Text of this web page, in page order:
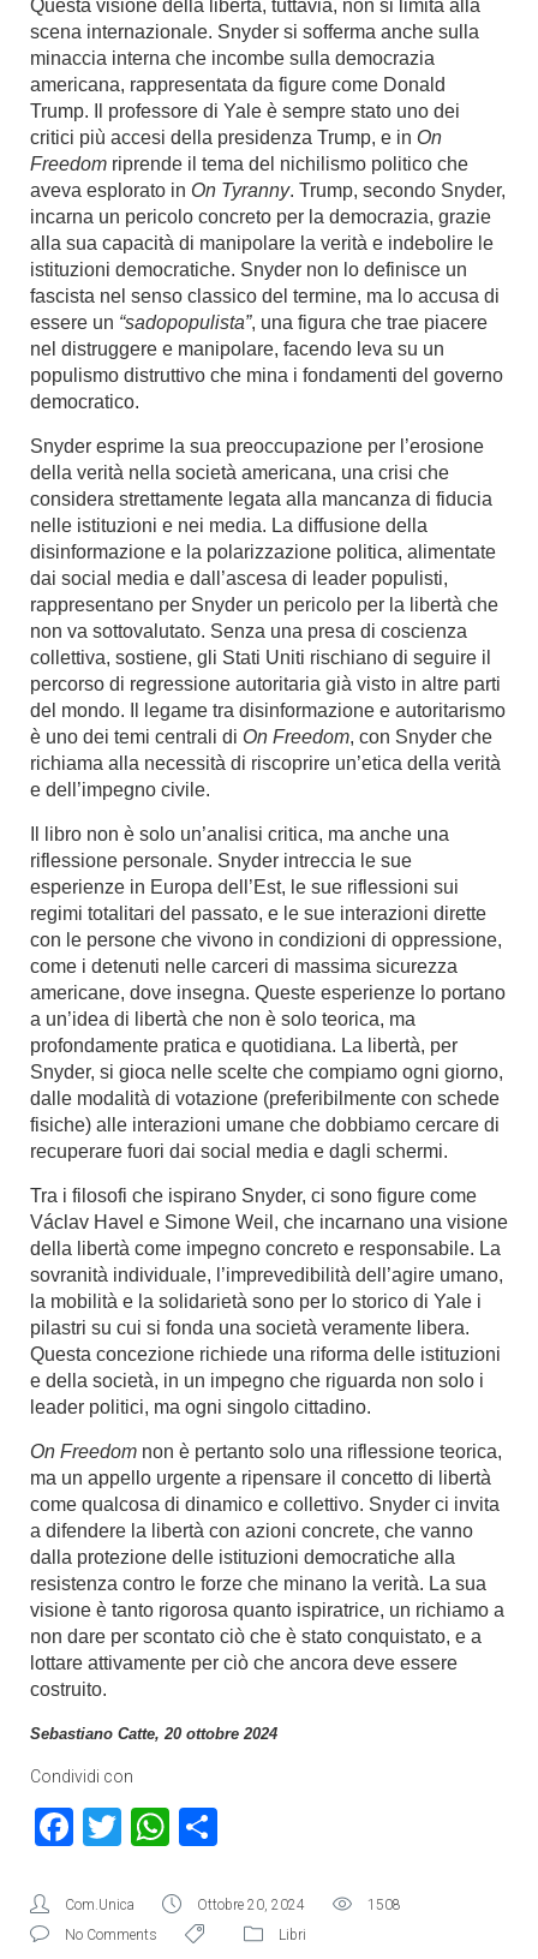
Questa visione della libertà, tuttavia, non si limita alla
scena internazionale. Snyder si sofferma anche sulla
minaccia interna che incombe sulla democrazia
americana, rappresentata da figure come Donald
Trump. Il professore di Yale è sempre stato uno dei
critici più accesi della presidenza Trump, e in On
Freedom riprende il tema del nichilismo politico che
aveva esplorato in On Tyranny. Trump, secondo Snyder,
incarna un pericolo concreto per la democrazia, grazie
alla sua capacità di manipolare la verità e indebolire le
istituzioni democratiche. Snyder non lo definisce un
fascista nel senso classico del termine, ma lo accusa di
essere un “sadopopulista”, una figura che trae piacere
nel distruggere e manipolare, facendo leva su un
populismo distruttivo che mina i fondamenti del governo
democratico.
Snyder esprime la sua preoccupazione per l’erosione
della verità nella società americana, una crisi che
considera strettamente legata alla mancanza di fiducia
nelle istituzioni e nei media. La diffusione della
disinformazione e la polarizzazione politica, alimentate
dai social media e dall’ascesa di leader populisti,
rappresentano per Snyder un pericolo per la libertà che
non va sottovalutato. Senza una presa di coscienza
collettiva, sostiene, gli Stati Uniti rischiano di seguire il
percorso di regressione autoritaria già visto in altre parti
del mondo. Il legame tra disinformazione e autoritarismo
è uno dei temi centrali di On Freedom, con Snyder che
richiama alla necessità di riscoprire un’etica della verità
e dell’impegno civile.
Il libro non è solo un’analisi critica, ma anche una
riflessione personale. Snyder intreccia le sue
esperienze in Europa dell’Est, le sue riflessioni sui
regimi totalitari del passato, e le sue interazioni dirette
con le persone che vivono in condizioni di oppressione,
come i detenuti nelle carceri di massima sicurezza
americane, dove insegna. Queste esperienze lo portano
a un’idea di libertà che non è solo teorica, ma
profondamente pratica e quotidiana. La libertà, per
Snyder, si gioca nelle scelte che compiamo ogni giorno,
dalle modalità di votazione (preferibilmente con schede
fisiche) alle interazioni umane che dobbiamo cercare di
recuperare fuori dai social media e dagli schermi.
Tra i filosofi che ispirano Snyder, ci sono figure come
Václav Havel e Simone Weil, che incarnano una visione
della libertà come impegno concreto e responsabile. La
sovranità individuale, l’imprevedibilità dell’agire umano,
la mobilità e la solidarietà sono per lo storico di Yale i
pilastri su cui si fonda una società veramente libera.
Questa concezione richiede una riforma delle istituzioni
e della società, in un impegno che riguarda non solo i
leader politici, ma ogni singolo cittadino.
On Freedom non è pertanto solo una riflessione teorica,
ma un appello urgente a ripensare il concetto di libertà
come qualcosa di dinamico e collettivo. Snyder ci invita
a difendere la libertà con azioni concrete, che vanno
dalla protezione delle istituzioni democratiche alla
resistenza contro le forze che minano la verità. La sua
visione è tanto rigorosa quanto ispiratrice, un richiamo a
non dare per scontato ciò che è stato conquistato, e a
lottare attivamente per ciò che ancora deve essere
costruito.
Sebastiano Catte, 20 ottobre 2024
Condividi con
Facebook
TwitterWhatsApp
Com.Unica Ottobre 20, 2024
1508
No Comments
Libri